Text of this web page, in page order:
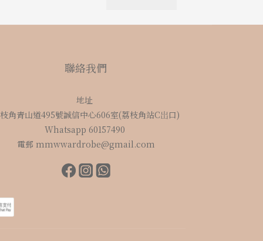
聯絡我們
地址
角青山道495號誠信中心606室(荔枝角站C岀口)
Whatsapp 60157490
電郵 mmwwardrobe@gmail.com